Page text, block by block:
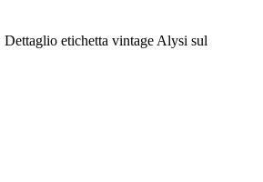
Dettaglio etichetta vintage Alysi sul